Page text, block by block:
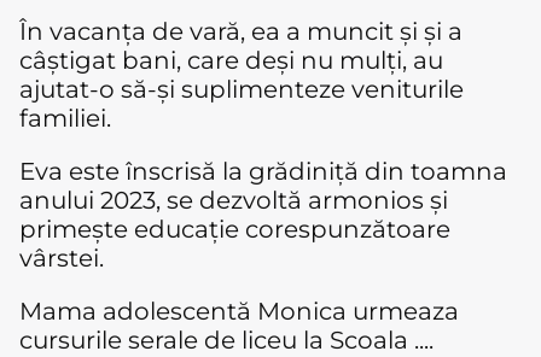
În vacanța de vară, ea a muncit și și a
câștigat bani, care deși nu mulți, au
ajutat-o să-și suplimenteze veniturile
familiei.
Eva este înscrisă la grădiniță din toamna
anului 2023, se dezvoltă armonios și
primește educație corespunzătoare
vârstei.
Mama adolescentă Monica urmeaza
cursurile serale de liceu la Scoala ....